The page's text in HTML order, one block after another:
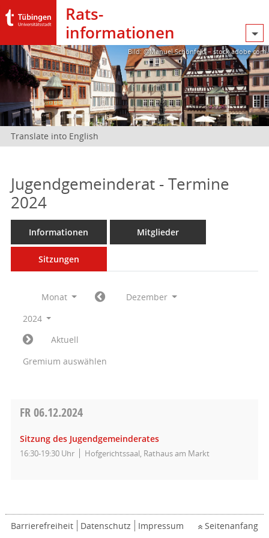
Rats­
informationen
Bild: @Manuel Schönfeld – stock.adobe.com
Translate into English
Jugendgemeinderat - Termine
2024
Informationen Mitglieder
Sitzungen
Monat
Dezember
2024
Aktuell
Gremium auswählen
FR06.12.2024
Sitzung des Jugendgemeinderates
16:30-19:30 Uhr Hofgerichtssaal, Rathaus am Markt
Barrierefreiheit Datenschutz Impressum Seitenanfang